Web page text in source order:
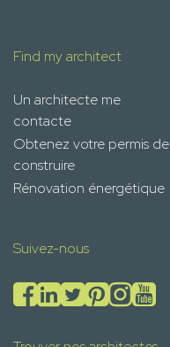
Find my architect
Un architecte me
contacte
Obtenez votre permis de
construire
Rénovation énergétique
Suivez-nous